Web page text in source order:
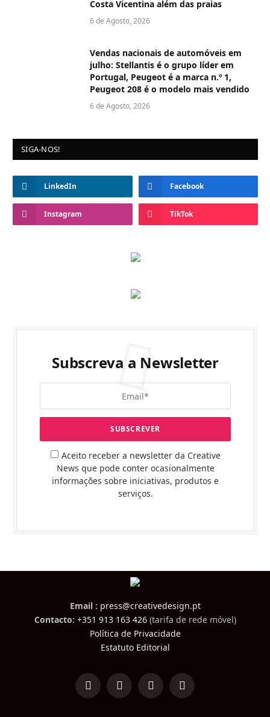
Costa Vicentina além das praias
6 de Agosto, 2026
Vendas nacionais de automóveis em
julho: Stellantis é o grupo líder em
Portugal, Peugeot é a marca n.º 1,
Peugeot 208 é o modelo mais vendido
6 de Agosto, 2026
SIGA-NOS!
LinkedIn Facebook
Instagram TikTok
Subscreva a Newsletter
Aceito receber a newsletter da Creative
News que pode conter ocasionalmente
informações sobre iniciativas, produtos e
serviços.
Email : press@creativedesign.pt
Contacto: +351 913 163 426(tarifa de rede móvel)
Política de Privacidade
Estatuto Editorial
LinkedInFacebookInstagramTikTok